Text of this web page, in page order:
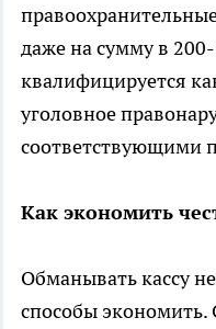
даже на сумму в
квалифицируется
уголовное
соответствующими
Как экономить
Обманывать кассу
способы экономить.